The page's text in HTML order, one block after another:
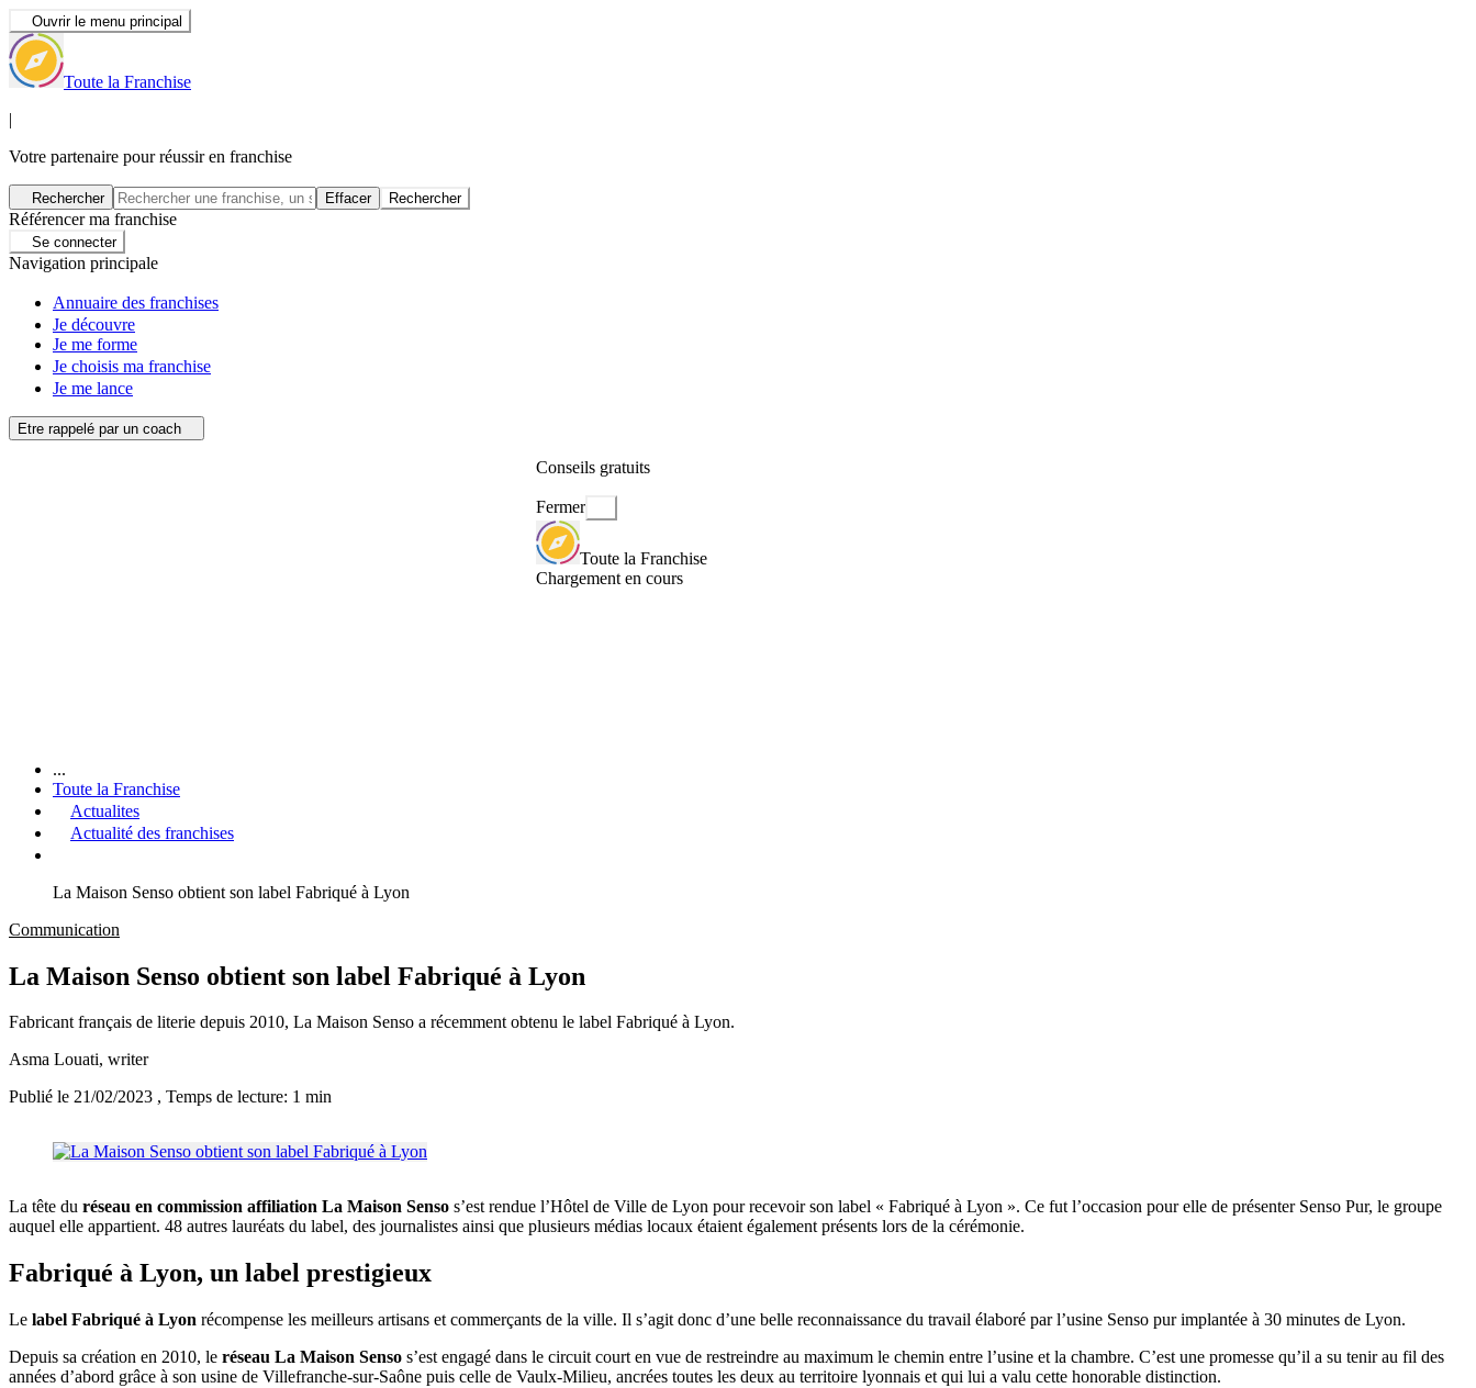
Ouvrir le menu principal
Toute la Franchise
|
Votre partenaire pour réussir en franchise
Rechercher Effacer Rechercher
Référencer ma franchise
Se connecter
Navigation principale
Annuaire des franchises
Je découvre
Je me forme
Je choisis ma franchise
Je me lance
Etre rappelé par un coach
Conseils gratuits
Fermer
Toute la Franchise
Chargement en cours
...
Toute la Franchise
Actualites
Actualité des franchises
La Maison Senso obtient son label Fabriqué à Lyon
Communication
La Maison Senso obtient son label Fabriqué à Lyon
Fabricant français de literie depuis 2010, La Maison Senso a récemment obtenu le label Fabriqué à Lyon.
Asma Louati, writer
Publié le 21/02/2023 , Temps de lecture: 1 min
La tête du réseau en commission affiliation La Maison Senso s’est rendue l’Hôtel de Ville de Lyon pour recevoir son label « Fabriqué à Lyon ». Ce fut l’occasion pour elle de présenter Senso Pur, le groupe
auquel elle appartient. 48 autres lauréats du label, des journalistes ainsi que plusieurs médias locaux étaient également présents lors de la cérémonie.
Fabriqué à Lyon, un label prestigieux
Le label Fabriqué à Lyon récompense les meilleurs artisans et commerçants de la ville. Il s’agit donc d’une belle reconnaissance du travail élaboré par l’usine Senso pur implantée à 30 minutes de Lyon.
Depuis sa création en 2010, le réseau La Maison Senso s’est engagé dans le circuit court en vue de restreindre au maximum le chemin entre l’usine et la chambre. C’est une promesse qu’il a su tenir au fil des
années d’abord grâce à son usine de Villefranche-sur-Saône puis celle de Vaulx-Milieu, ancrées toutes les deux au territoire lyonnais et qui lui a valu cette honorable distinction.